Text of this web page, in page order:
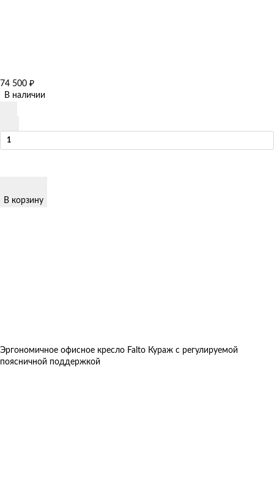
74 500 ₽
В наличии
В корзину
Эргономичное офисное кресло Falto Кураж с регулируемой
поясничной поддержкой